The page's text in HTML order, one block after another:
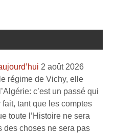
2 août 2026
régime de Vichy, elle
c’est un passé qui
fait, tant que les comptes
toute l’Histoire ne sera
des choses ne sera pas